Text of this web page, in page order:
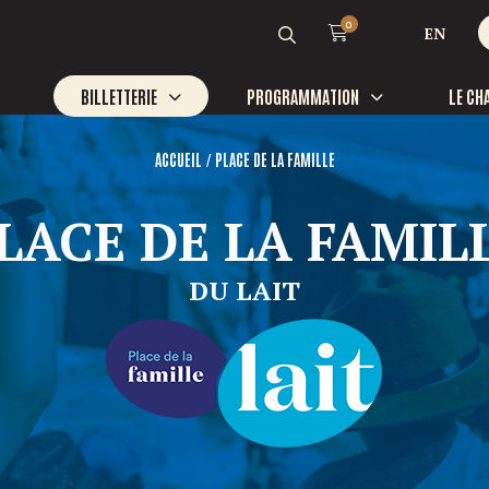
0 EN
BILLETTERIE PROGRAMMATION LE
Galop
Bénévoles
Emplois
du
du
581
ACCUEIL / PLACE DE LA FAMILLE
DE LA
DU LAIT